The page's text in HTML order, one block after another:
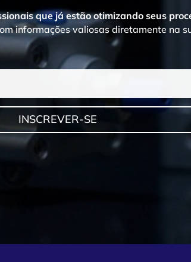
que já estão otimizando seus
informações valiosas diretamente na
INSCREVER-SE